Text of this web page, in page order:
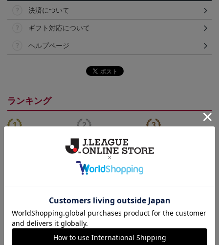
決済について
ギフト対応について
ヘルプページ
ランキング
26/27_【オーセン】ユニ
フォーム（1st）
【SEIKO｜VISSEL KOB
E】 30th Anniversary Mod
el
50,000円
26/27_【オーセン】ユニ
フォーム長袖（1st）